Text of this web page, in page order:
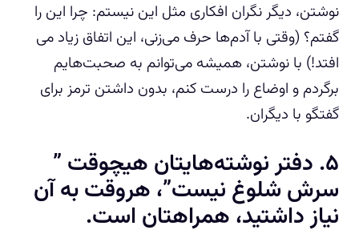
نوشتن، دیگر نگران افکاری مثل این نیستم: چرا این را
گفتم؟ (وقتی با آدم‌ها حرف می‌زنی، این اتفاق زیاد می
افتد!) با نوشتن، همیشه می‌توانم به صحبت‌هایم
برگردم و اوضاع را درست کنم، بدون داشتن ترمز برای
گفتگو با دیگران.
۵. دفتر نوشته‌هایتان هیچوقت ”
سرش شلوغ نیست”، هروقت به آن
نیاز داشتید، همراهتان است.